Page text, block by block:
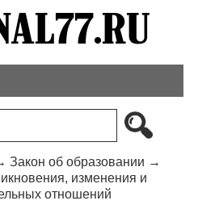
Закон об образовании →
изменения и
отношений